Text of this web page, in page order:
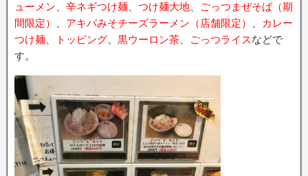
ューメン
辛ネギつけ麺 つけ麺大地
ごっつまぜそば（期
間限定）
アキバみそチーズラーメン（店舗限定）
カレー
つけ麺
トッピング 黒ウーロン茶 ごっつライスなどで
す。